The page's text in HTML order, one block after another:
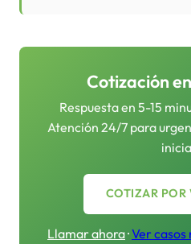
Cotización en
Respuesta en 5-15
Atención 24/7 para
COTIZAR POR
Llamar ahora·Ver casos